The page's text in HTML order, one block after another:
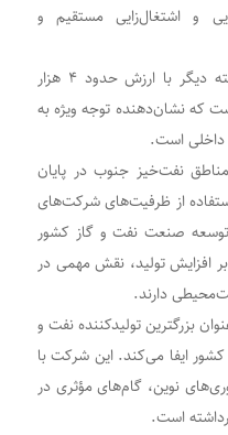
میلیون یورویی و اشتغال‌زایی مستقیم و
وی افزود: در دولت چهاردهم، ۹ بسته دیگر با ارزش حدود ۴ هزار
که نشان‌دهنده توجه ویژه به
داخلی است.
نفت‌خیز جنوب در پایان
از ظرفیت‌های شرکت‌های
صنعت نفت و گاز کشور
افزایش تولید، نقش مهمی در
دارند.
بزرگترین تولیدکننده نفت و
کشور ایفا می‌کند. این شرکت با
نوین، گام‌های مؤثری در
است.